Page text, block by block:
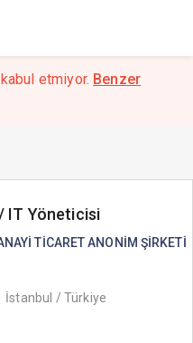
etmiyor. Benzer
IT Yöneticisi
TİCARET ANONİM ŞİRKETİ
İstanbul / Türkiye